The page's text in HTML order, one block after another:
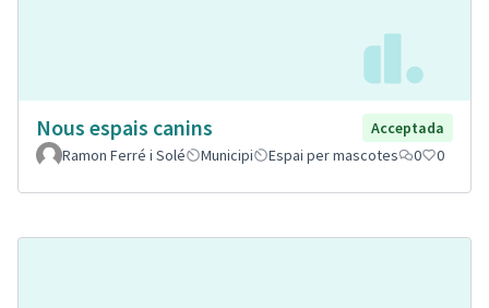
Nous espais canins
Acceptada
Ramon Ferré i Solé
Municipi Espai per mascotes 0 0